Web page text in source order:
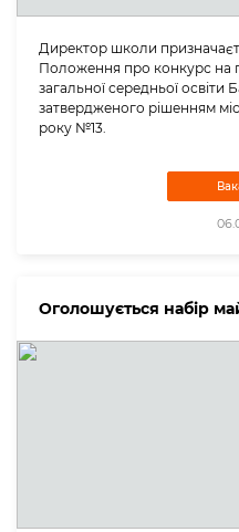
Директор школи
Положення про конкурс на
загальної середньої освіти
затвердженого рішенням
року №13.
Оголошується набір